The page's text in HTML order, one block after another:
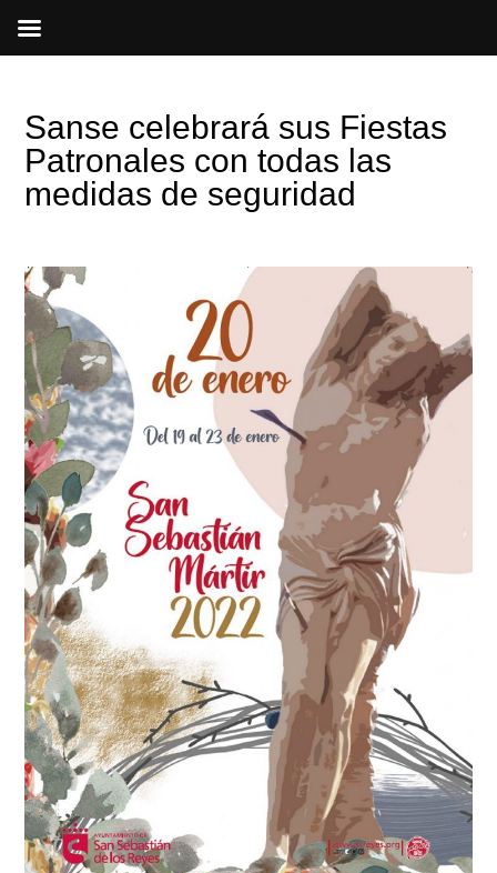
Sanse celebrará sus Fiestas
Patronales con todas las
medidas de seguridad